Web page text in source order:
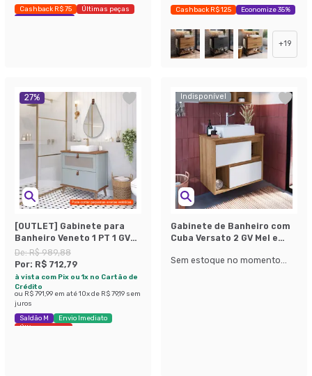
Cashback R$ 75
Últimas peças
Economize 27%
Cashback R$ 125 Economize 35%
+19
27%
[OUTLET] Gabinete para
Banheiro Veneto 1 PT 1 GV
Pistache e Freijó 61 cm
De:R$ 989,88
Por: R$ 712,79
à vista com Pix ou 1x no Cartão de
Crédito
ou R$ 791,99 em até10x de R$ 79,19 sem
juros
Saldão M
Envio Imediato
Últimas peças
Indisponível
Gabinete de Banheiro com
Cuba Versato 2 GV Mel e
Sem estoque no momento...